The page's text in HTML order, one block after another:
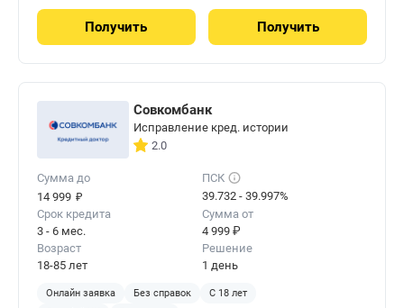
Получить Получить
Совкомбанк
Исправление кред. истории
2.0
Сумма до
14 999 ₽
ПСК
39.732 - 39.997%
Срок кредита
3 - 6 мес.
Сумма от
4 999 ₽
Возраст
18-85 лет
Решение
1 день
Онлайн заявка Без справок
С 18 лет